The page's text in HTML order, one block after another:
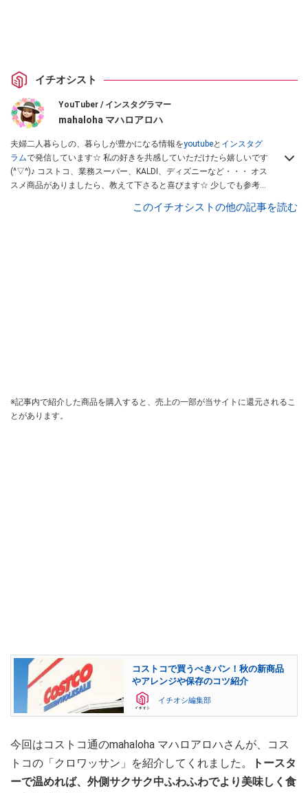
イチオシスト
YouTuber / インスタグラマー
mahaloha マハロアロハ
夫婦二人暮らしの、暮らしが豊かになる情報をyoutubeと インスタグ
ラムで発信しています☆ 私の好きを共感していただけたら嬉しいです
(^▽^)♪ コストコ、業務スーパー、KALDI、ディズニーなど・・・ オス
スメ商品がありましたら、教えて下さると喜びます☆ 少しでも参考に
このイチオシストの他の記事を読む
※記事内で紹介した商品を購入すると、売上の一部が当サイトに還元されるこ
とがあります。
コストコで買うべきパン！秋の新商品
やアレンジや保存のコツ紹介
イチオシ編集部
今回はコストコ通のmahaloha マハロアロハさんが、コス
トコの「クロワッサン」を紹介してくれました。
トースタ
ーで温めれば、外側サクサク中ふわふわでより美味しく食